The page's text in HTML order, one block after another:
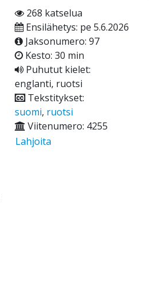
268 katselua
Ensilähetys: pe 5.6.2026
Jaksonumero: 97
Kesto: 30 min
Puhutut kielet:
englanti, ruotsi
Tekstitykset:
suomi, ruotsi
Viitenumero: 4255
Lahjoita